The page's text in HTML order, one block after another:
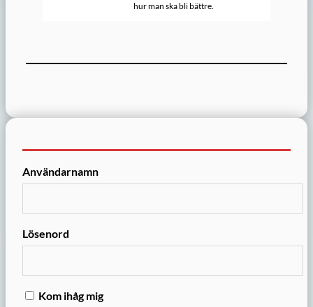
hur man ska bli bättre.
Användarnamn
Lösenord
Kom ihåg mig